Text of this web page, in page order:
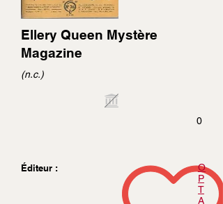
Ellery Queen Mystère
Magazine
(n.c.)
0
Éditeur :
O
P
T
A